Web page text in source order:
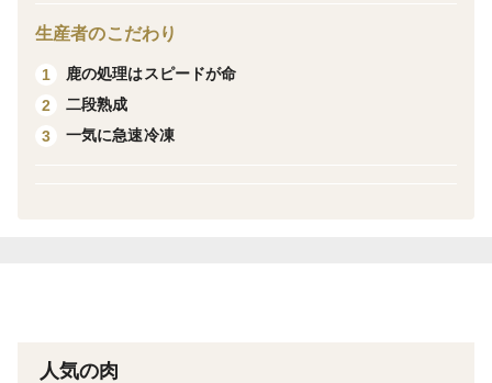
に解体、真空包装し、その後ショックフリーザーにかけ
生産者のこだわり
1
鹿の処理はスピードが命
2
二段熟成
3
一気に急速冷凍
人気の肉